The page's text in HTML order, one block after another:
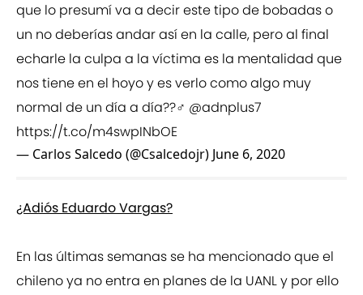
que lo presumí va a decir este tipo de bobadas o
un no deberías andar así en la calle, pero al final
echarle la culpa a la víctima es la mentalidad que
nos tiene en el hoyo y es verlo como algo muy
normal de un día a día??‍♂️ @adnplus7
https://t.co/m4swpINbOE
— Carlos Salcedo (@Csalcedojr) June 6, 2020
¿Adiós Eduardo Vargas?
En las últimas semanas se ha mencionado que el
chileno ya no entra en planes de la UANL y por ello